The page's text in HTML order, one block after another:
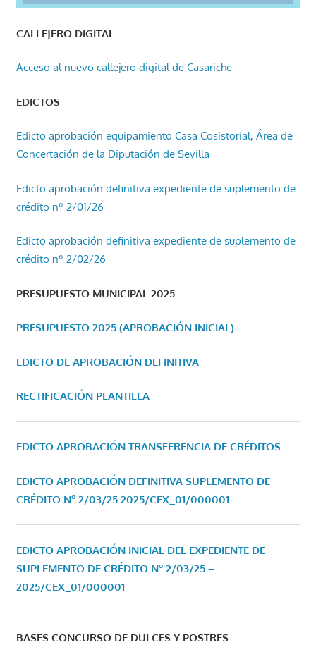
CALLEJERO DIGITAL
Acceso al nuevo callejero digital de Casariche
EDICTOS
Edicto aprobación equipamiento Casa Cosistorial, Área de
Concertación de la Diputación de Sevilla
Edicto aprobación definitiva expediente de suplemento de
crédito nº 2/01/26
Edicto aprobación definitiva expediente de suplemento de
crédito nº 2/02/26
PRESUPUESTO MUNICIPAL 2025
PRESUPUESTO 2025 (APROBACIÓN INICIAL)
EDICTO DE APROBACIÓN DEFINITIVA
RECTIFICACIÓN PLANTILLA
EDICTO APROBACIÓN TRANSFERENCIA DE CRÉDITOS
EDICTO APROBACIÓN DEFINITIVA SUPLEMENTO DE
CRÉDITO Nº 2/03/25 2025/CEX_01/000001
EDICTO APROBACIÓN INICIAL DEL EXPEDIENTE DE
SUPLEMENTO DE CRÉDITO Nº 2/03/25 –
2025/CEX_01/000001
BASES CONCURSO DE DULCES Y POSTRES